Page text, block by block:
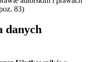
83)
danych